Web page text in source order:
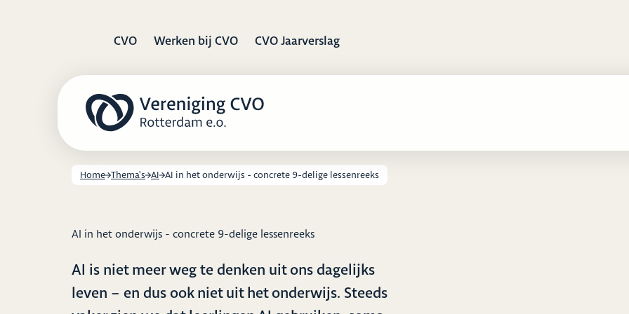
CVO Werken bij CVO CVO Jaarverslag
Home Thema's AI AI in het onderwijs - concrete 9-delige lessenreeks
AI in het onderwijs - concrete 9-delige lessenreeks
AI is niet meer weg te denken uit ons dagelijks
leven – en dus ook niet uit het onderwijs. Steeds